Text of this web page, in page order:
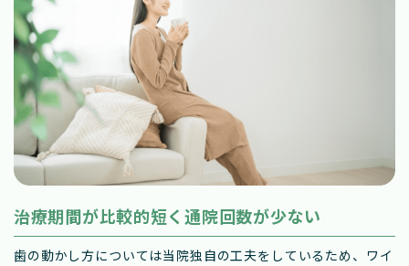
治療期間が比較的短く通院回数が少ない
歯の動かし方については当院独自の工夫をしているため、ワイ